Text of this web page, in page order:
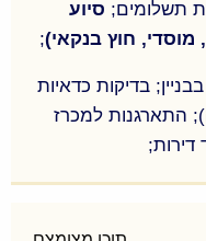
תשלומים; סיוע
מוסדי, חוץ בנקאי);
בדיקות כדאיות
התארגנות למכרז
דירות;
ותיקים מפנים